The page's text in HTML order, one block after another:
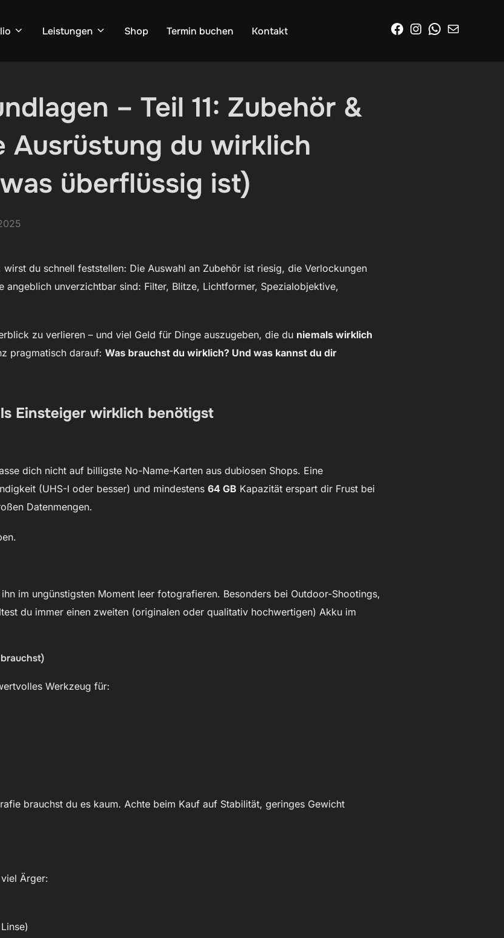
Leistungen Shop Termin buchen Kontakt Facebook
Instagram
WhatsApp
E-Mail
– Teil 11: Zubehör &
Ausrüstung du wirklich
überflüssig ist)
du schnell feststellen: Die Auswahl an Zubehör ist riesig, die Verlockungen
unverzichtbar sind: Filter, Blitze, Lichtformer, Spezialobjektive,
zu verlieren – und viel Geld für Dinge auszugeben, die du niemals wirklich
pragmatisch darauf: Was brauchst du wirklich? Und was kannst du dir
Einsteiger wirklich benötigst
dich nicht auf billigste No-Name-Karten aus dubiosen Shops. Eine
(UHS-I oder besser) und mindestens 64 GB Kapazität erspart dir Frust bei
Datenmengen.
im ungünstigsten Moment leer fotografieren. Besonders bei Outdoor-Shootings,
du immer einen zweiten (originalen oder qualitativ hochwertigen) Akku im
Werkzeug für:
brauchst du es kaum. Achte beim Kauf auf Stabilität, geringes Gewicht
Ärger: